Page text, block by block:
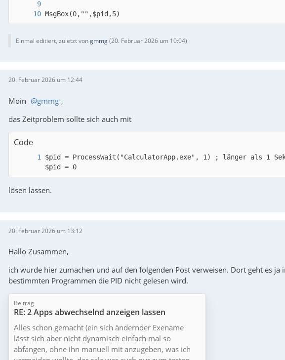
MsgBox(0,"",$pid,5)
Einmal editiert, zuletzt vongmmg(20. Februar 2026 um 10:04)
20. Februar 2026 um 12:44
Moin gmmg ,
das Zeitproblem sollte sich auch mit
Code
$pid = ProcessWait("CalculatorApp.exe", 1) ; länger als 1
$pid = 0
lösen lassen.
20. Februar 2026 um 13:12
Hallo Zusammen,
ich würde hier zumachen und auf den folgenden Post verweisen. Dort geht es
bestimmten Programmen die PID nicht gelesen wird.
Beitrag
RE: 2 Apps abwechselnd anzeigen lassen
Alles schon gemacht (ein sich ändernder Exename
lässt sich aber nicht dynamisch einfach mal so
abfangen, ohne ihn manuell mit anzugeben, was ich